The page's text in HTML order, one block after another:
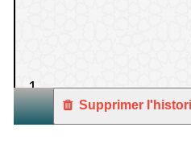
l’écoulement jaunâtre
l’écoulement marron
Supprimer